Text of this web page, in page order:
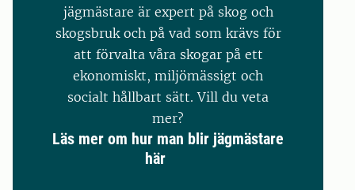
jägmästare är expert på skog och
skogsbruk och på vad som krävs för
att förvalta våra skogar på ett
ekonomiskt, miljömässigt och
socialt hållbart sätt. Vill du veta
mer?
Läs mer om hur man blir jägmästare
här